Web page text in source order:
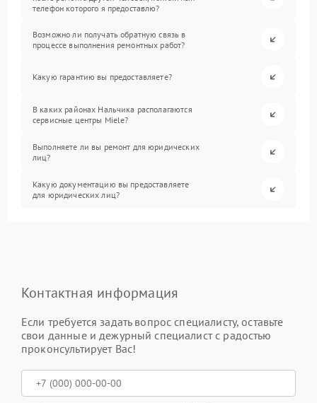
телефон которого я предоставлю?
Возможно ли получать обратную связь в
процессе выполнения ремонтных работ?
Какую гарантию вы предоставляете?
В каких районах Нальчика располагаются
сервисные центры Miele?
Выполняете ли вы ремонт для юридических
лиц?
Какую документацию вы предоставляете
для юридических лиц?
Контактная информация
Если требуется задать вопрос специалисту, оставьте
свои данные и дежурный специалист с радостью
проконсультирует Вас!